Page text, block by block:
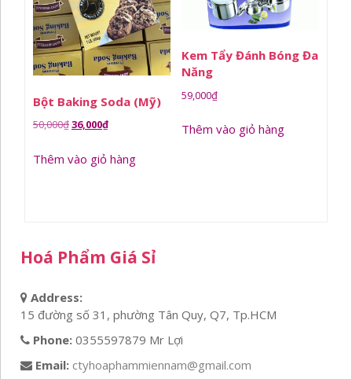
Bột Baking Soda (Mỹ)
50,000₫Giá
là:
36,000₫Giá
tại
Thêm vào giỏ hàng
Kem Tẩy Đánh Bóng Đa
Năng
59,000₫
Thêm vào giỏ hàng
Hoá Phẩm Giá Sỉ
Address:
15 đường số 31, phường Tân Quy, Q7, Tp.HCM
Phone: 0355597879 Mr Lợi
Email: ctyhoaphammiennam@gmail.com